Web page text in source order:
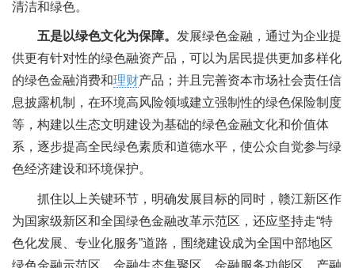
清洁和绿色。
五是以绿色文化为保障。 发展绿色金融，通过为企业提
供更有针对性的绿色融资产品，可以为居民提供更加多样化
的绿色金融消费和理财产品；并且完善资本市场社会责任信
息披露机制，在环境高风险领域建立强制性的绿色保险制度
等，构建以生态文明建设为基础的绿色金融文化和价值体
系，逐步提高全民绿色素质和道德水平，使公众自觉参与绿
色经济建设和环境保护。
抓住以上关键环节，明确发展目标的同时，赣江新区作
为国家级新区和全国绿色金融改革示范区，还应坚持走“特
色化发展、专业化服务”道路，围绕建设成为全国中部地区
绿色金融示范区、金融生态集聚区、金融服务功能区、产融